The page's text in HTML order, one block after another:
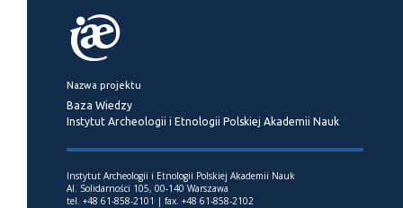
Nazwa projektu
Baza Wiedzy
Instytut Archeologii i Etnologii Polskiej Akademii Nauk
Instytut Archeologii i Etnologii Polskiej Akademii Nauk
Al. Solidarności 105, 00-140 Warszawa
tel. +48 61-858-2101 | fax. +48 61-858-2102